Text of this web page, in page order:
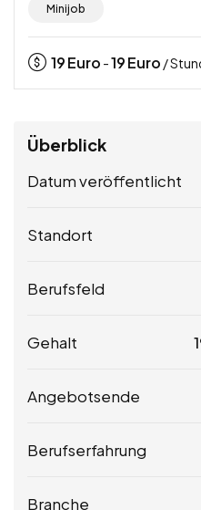
Minijob
19Euro -19Euro /
Überblick
Datum veröffentlicht
Standort
Berufsfeld
Gehalt
Angebotsende
Berufserfahrung
Branche